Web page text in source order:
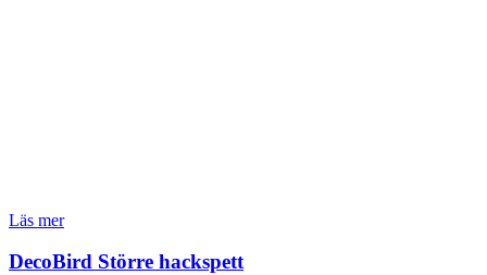
Läs mer
DecoBird Större hackspett